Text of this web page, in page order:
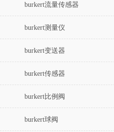
burkert流量传感器
burkert测量仪
burkert变送器
burkert传感器
burkert比例阀
burkert球阀